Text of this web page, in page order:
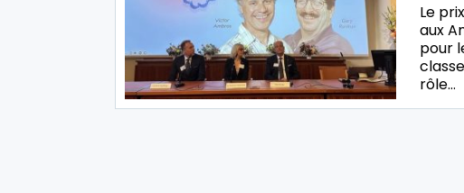
Le
aux
pour
rôle…